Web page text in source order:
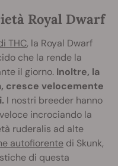
Royal Dwarf
THC, la Royal Dwarf
che la rende la
il giorno. Inoltre, la
cresce velocemente
I nostri breeder hanno
incrociando la
ruderalis ad alte
autofiorente di Skunk,
di questa